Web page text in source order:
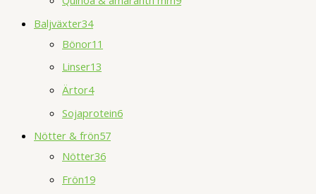
Baljväxter34
Bönor11
Linser13
Ärtor4
Sojaprotein6
Nötter & frön57
Nötter36
Frön19